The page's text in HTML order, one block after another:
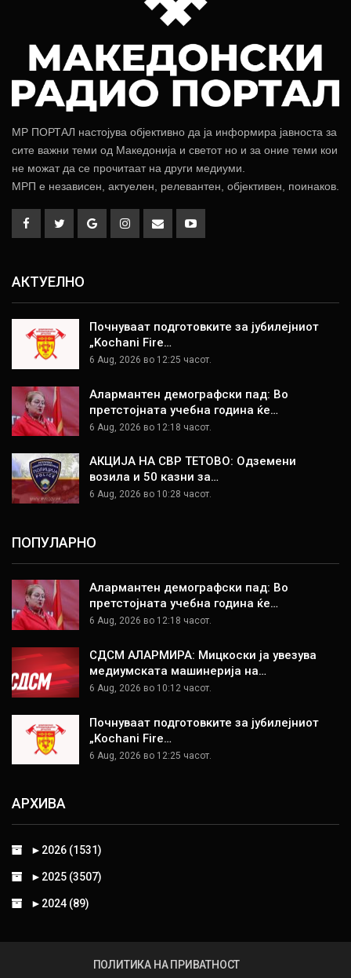
МР ПОРТАЛ настојува објективно да ја информира јавноста за
сите важни теми од Македонија и светот но и за оние теми кои
не можат да се прочитаат на други медиуми.
МРП е независен, актуелен, релевантен, објективен, поинаков.
АКТУЕЛНО
Почнуваат подготовките за јубилејниот
„Kochani Fire…
6 Aug, 2026 во 12:25 часот.
Алармантен демографски пад: Во
претстојната учебна година ќе…
6 Aug, 2026 во 12:18 часот.
АКЦИЈА НА СВР ТЕТОВО: Одземени
возила и 50 казни за…
6 Aug, 2026 во 10:28 часот.
ПОПУЛАРНО
Алармантен демографски пад: Во
претстојната учебна година ќе…
6 Aug, 2026 во 12:18 часот.
СДСМ АЛАРМИРА: Мицкоски ја увезува
медиумската машинерија на…
6 Aug, 2026 во 10:12 часот.
Почнуваат подготовките за јубилејниот
„Kochani Fire…
6 Aug, 2026 во 12:25 часот.
АРХИВА
► 2026 (1531)
► 2025 (3507)
► 2024 (89)
ПОЛИТИКА НА ПРИВАТНОСТ